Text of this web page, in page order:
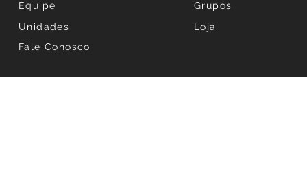
Equipe
Unidades
Grupos
Loja
Fale Conosco